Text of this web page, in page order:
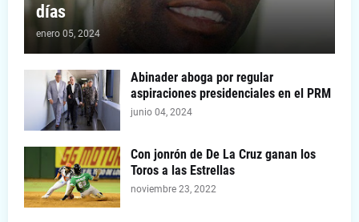
días
enero 05, 2024
Abinader aboga por regular
aspiraciones presidenciales en el PRM
junio 04, 2024
Con jonrón de De La Cruz ganan los
Toros a las Estrellas
noviembre 23, 2022